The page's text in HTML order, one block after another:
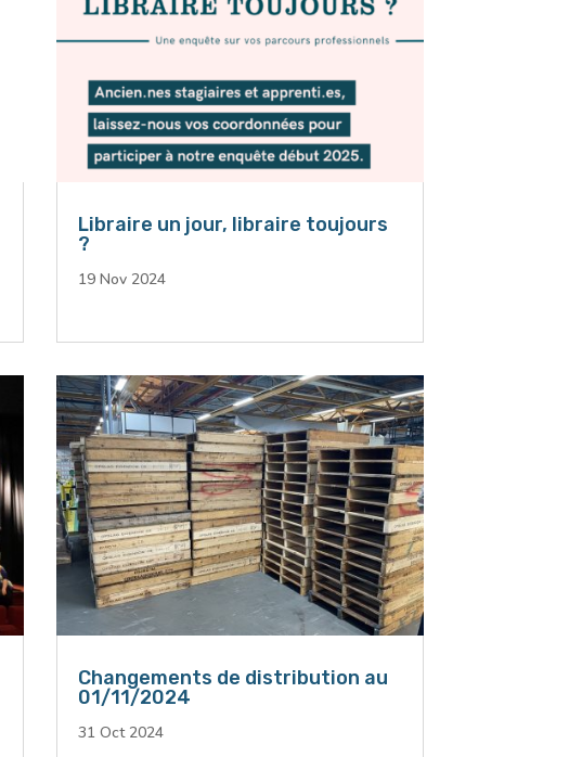
Libraire un jour, libraire toujours
?
19 Nov 2024
Changements de distribution au
01/11/2024
31 Oct 2024